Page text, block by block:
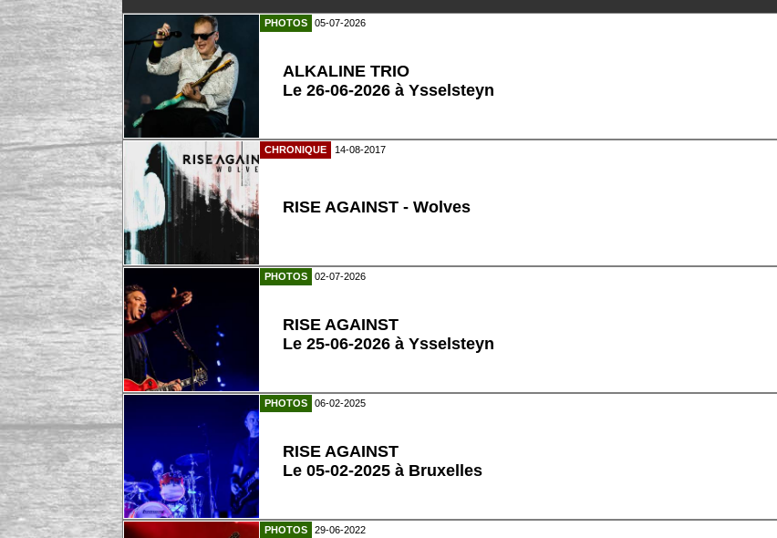
PHOTOS 05-07-2026
ALKALINE TRIO
Le 26-06-2026 à Ysselsteyn
CHRONIQUE 14-08-2017
RISE AGAINST - Wolves
PHOTOS 02-07-2026
RISE AGAINST
Le 25-06-2026 à Ysselsteyn
PHOTOS 06-02-2025
RISE AGAINST
Le 05-02-2025 à Bruxelles
PHOTOS 29-06-2022